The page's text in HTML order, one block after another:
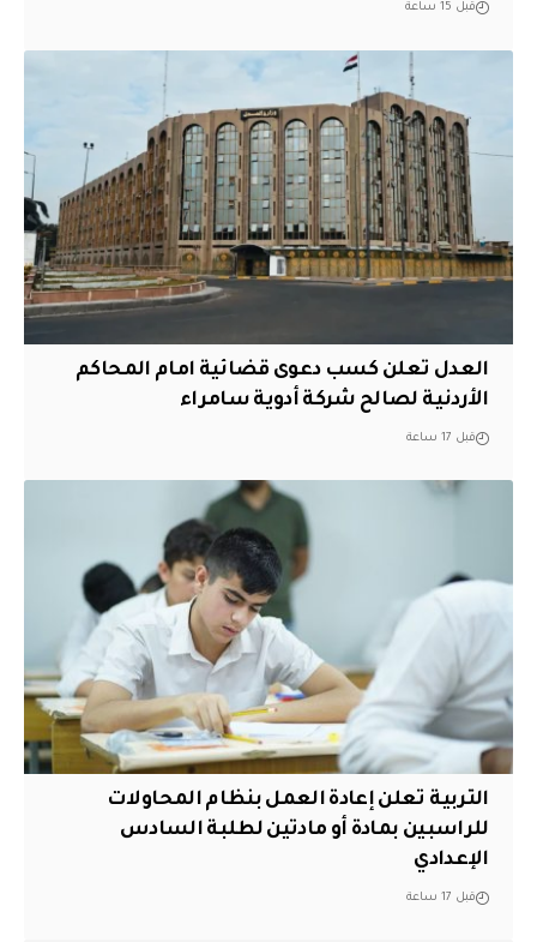
قبل 15 ساعة
العدل تعلن كسب دعوى قضائية امام المحاكم
الأردنية لصالح شركة أدوية سامراء
قبل 17 ساعة
التربية تعلن إعادة العمل بنظام المحاولات
للراسبين بمادة أو مادتين لطلبة السادس
الإعدادي
قبل 17 ساعة